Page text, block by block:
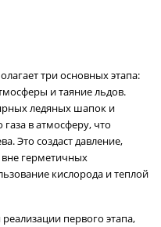
три основных этапа:
и таяние льдов.
ледяных шапок и
в атмосферу, что
Это создаст давление,
герметичных
кислорода и теплой
первого этапа,